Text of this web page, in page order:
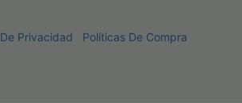
Privacidad Políticas De Compra